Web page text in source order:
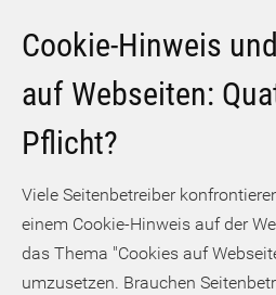
Cookie-Hinweis
auf Webseiten:
Pflicht?
Viele Seitenbetreiber
einem Cookie-Hinweis auf der
das Thema "Cookies auf
umzusetzen. Brauchen